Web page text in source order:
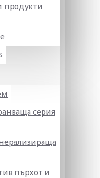
продукти
серия
пърхот и